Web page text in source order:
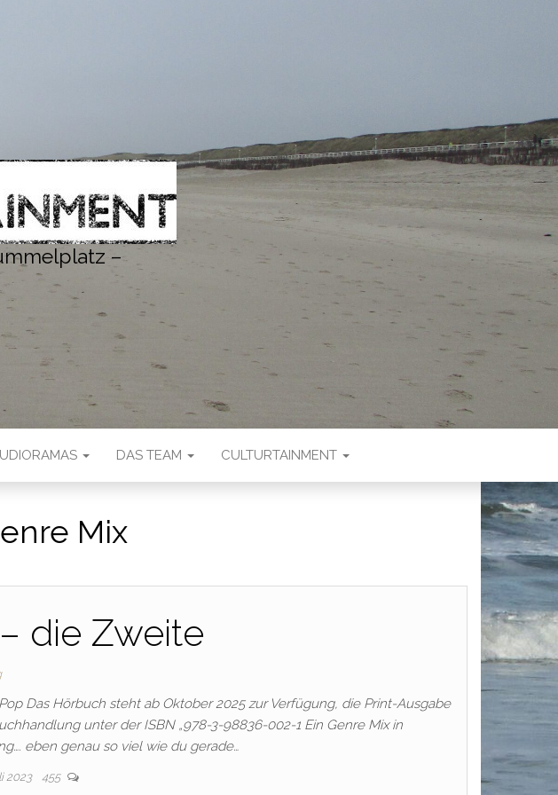
–
DAS TEAM CULTURTAINMENT
Mix
die Zweite
Das Hörbuch steht ab Oktober 2025 zur Verfügung, die Print-Ausgabe
unter der ISBN „978-3-98836-002-1 Ein Genre Mix in
eben genau so viel wie du gerade…
2023 455